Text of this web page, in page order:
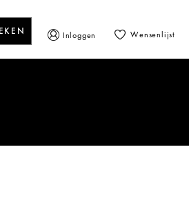
Inloggen Wensenlijst